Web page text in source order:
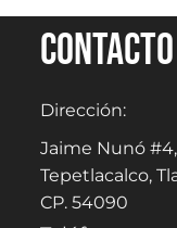
Contacto
Dirección:
Jaime Nunó
Tepetlacalco,
CP. 54090